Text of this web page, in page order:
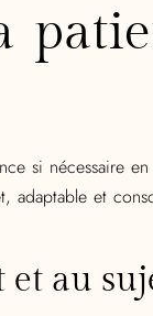
si nécessaire
adaptable et
et au